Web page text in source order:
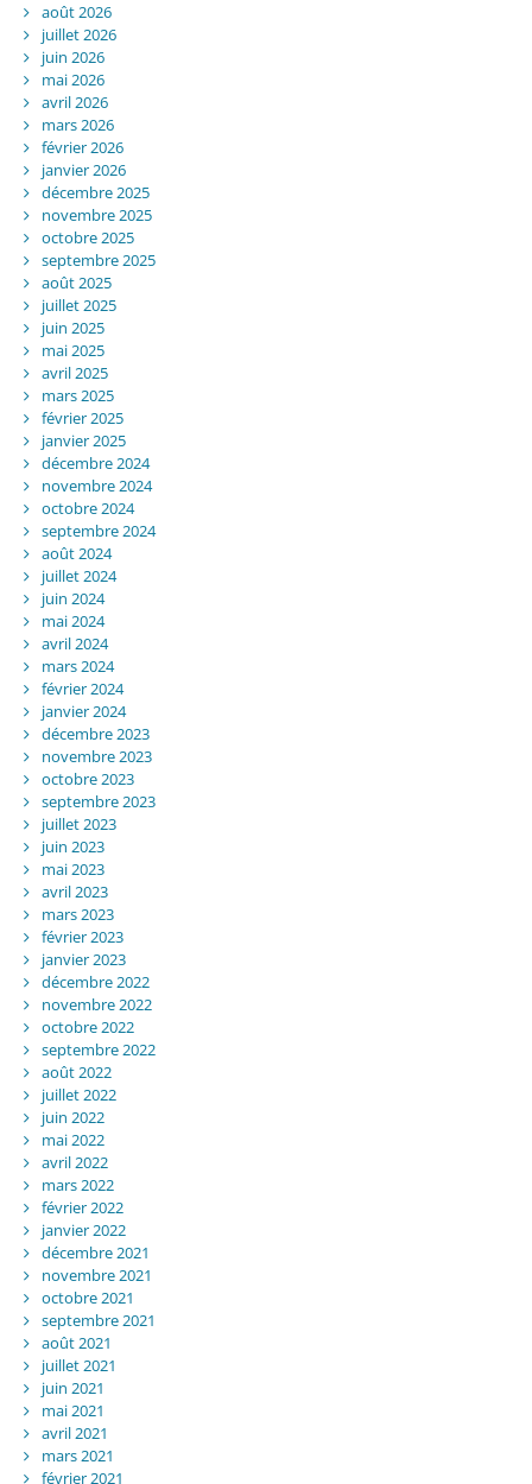
août 2026
juillet 2026
juin 2026
mai 2026
avril 2026
mars 2026
février 2026
janvier 2026
décembre 2025
novembre 2025
octobre 2025
septembre 2025
août 2025
juillet 2025
juin 2025
mai 2025
avril 2025
mars 2025
février 2025
janvier 2025
décembre 2024
novembre 2024
octobre 2024
septembre 2024
août 2024
juillet 2024
juin 2024
mai 2024
avril 2024
mars 2024
février 2024
janvier 2024
décembre 2023
novembre 2023
octobre 2023
septembre 2023
juillet 2023
juin 2023
mai 2023
avril 2023
mars 2023
février 2023
janvier 2023
décembre 2022
novembre 2022
octobre 2022
septembre 2022
août 2022
juillet 2022
juin 2022
mai 2022
avril 2022
mars 2022
février 2022
janvier 2022
décembre 2021
novembre 2021
octobre 2021
septembre 2021
août 2021
juillet 2021
juin 2021
mai 2021
avril 2021
mars 2021
février 2021